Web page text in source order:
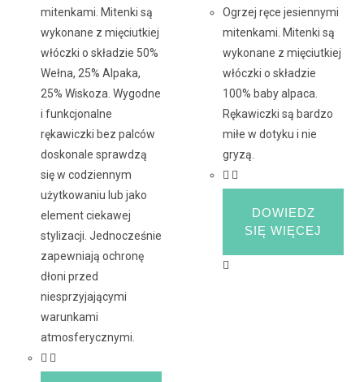
mitenkami. Mitenki są
wykonane z mięciutkiej
włóczki o składzie 50%
Wełna, 25% Alpaka,
25% Wiskoza. Wygodne
i funkcjonalne
rękawiczki bez palców
doskonale sprawdzą
się w codziennym
użytkowaniu lub jako
element ciekawej
stylizacji. Jednocześnie
zapewniają ochronę
dłoni przed
niesprzyjającymi
warunkami
atmosferycznymi.
Ogrzej ręce jesiennymi
mitenkami. Mitenki są
wykonane z mięciutkiej
włóczki o składzie
100% baby alpaca.
Rękawiczki są bardzo
miłe w dotyku i nie
gryzą.
DOWIEDZ
SIĘ WIĘCEJ